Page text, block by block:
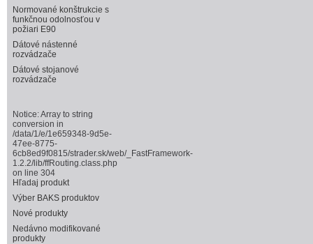
Normované konštrukcie s
funkčnou odolnosťou v
požiari E90
Dátové nástenné
rozvádzače
Dátové stojanové
rozvádzače
Notice: Array to string
conversion in
/data/1/e/1e659348-9d5e-
47ee-8775-
6cb8ed9f0815/strader.sk/web/_FastFramework-
1.2.2/lib/ffRouting.class.php
on line 304
Hľadaj produkt
Výber BAKS produktov
Nové produkty
Nedávno modifikované
produkty